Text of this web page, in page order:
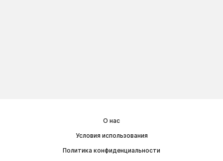
О нас
Условия использования
Политика конфиденциальности